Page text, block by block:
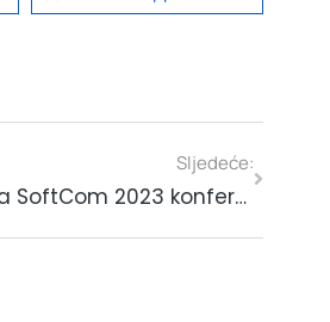
Sljedeće:
EDIH CROBOHUB++ na SoftCom 2023 konferenciji – saznajte kako iskoristiti besplatne usluge za unaprjeđenje poslovanja